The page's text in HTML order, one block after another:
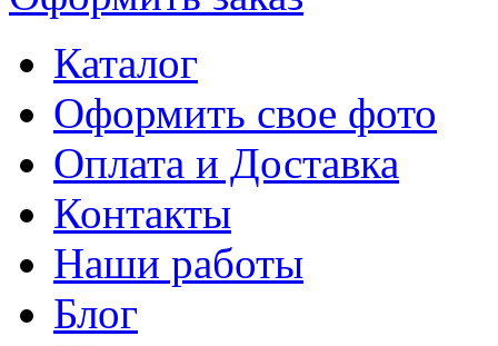
Каталог
Оформить свое фото
Оплата и Доставка
Контакты
Наши работы
Блог